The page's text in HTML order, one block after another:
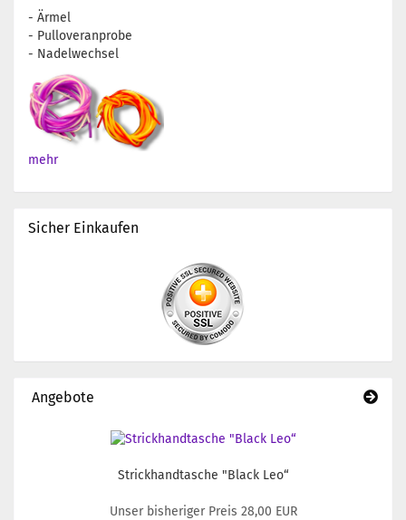
- Ärmel
- Pulloveranprobe
- Nadelwechsel
mehr
Sicher Einkaufen
Angebote
Strickhandtasche "Black Leo“
Unser bisheriger Preis 28,00 EUR